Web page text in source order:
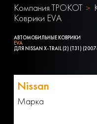
Компания ТРОКОТ
Коврики EVA
АВТОМОБИЛЬНЫЕ КОВРИКИ
EVA
ДЛЯ NISSAN X-TRAIL (2) (T31)
Марка